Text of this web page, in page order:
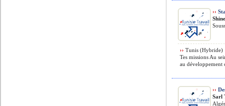
››
›› Tunis (Hybride)
Tes missions Au
au développement
››
Sarl